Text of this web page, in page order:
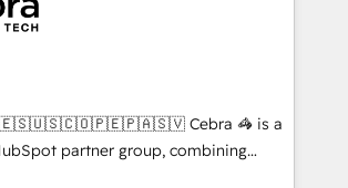
& Migration · Native & Custom
· GTM Architecture · Sales &
ready to elevate
“just your CRM” to your growth
talk.
Cebra 🦓 is a
partner group, combining
and media expertise across